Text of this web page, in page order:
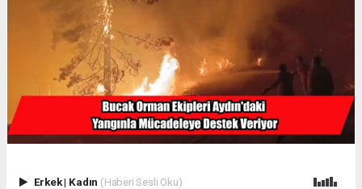
Erkek| Kadın (Haberi Sesli Oku)